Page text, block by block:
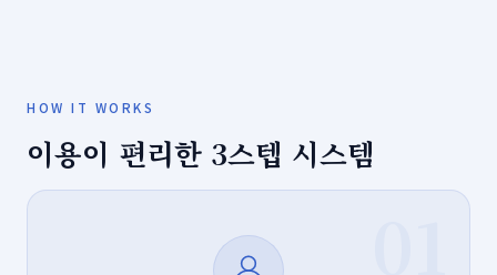
HOW IT WORKS
이용이 편리한 3스텝 시스템